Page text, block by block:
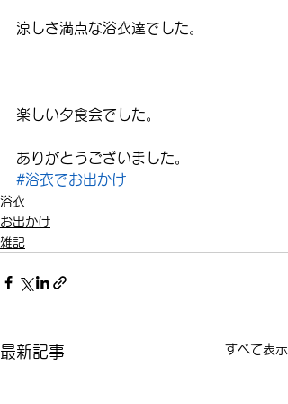
涼しさ満点な浴衣達でした。
楽しい夕食会でした。
ありがとうございました。
#浴衣でお出かけ
浴衣
お出かけ
雑記
最新記事 すべて表示